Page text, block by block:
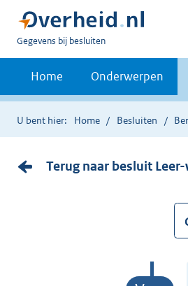
U
bent
Gegevens bij besluiten
Home Onderwerpen
U bent hier: Home Besluiten
Terug naar besluit